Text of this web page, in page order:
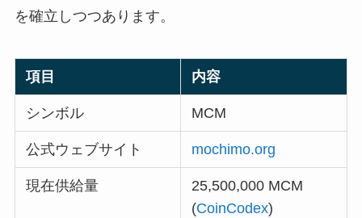
を確立しつつあります。
項目 内容
シンボル MCM
公式ウェブサイト mochimo.org
現在供給量
25,500,000 MCM​
(CoinCodex)